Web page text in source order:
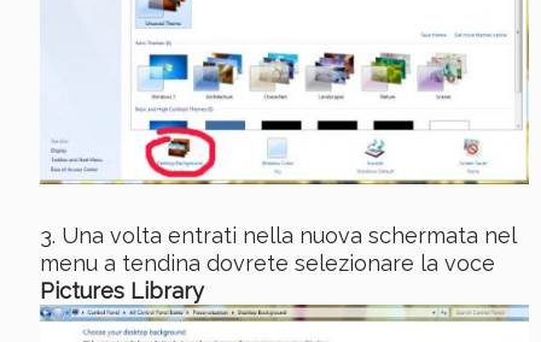
Una volta entrati nella nuova schermata nel
menu a tendina dovrete selezionare la voce
Pictures Library